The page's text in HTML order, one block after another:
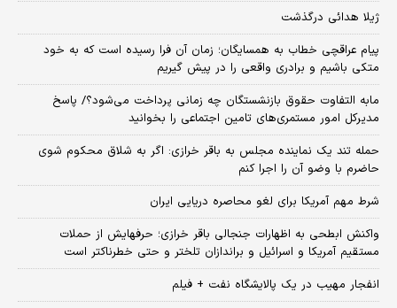
ژیلا هدائی درگذشت
پیام عراقچی خطاب به همسایگان؛ زمان آن فرا رسیده است که به خود
متکی باشیم و برادری واقعی را در پیش گیریم
مابه التفاوت حقوق بازنشستگان چه زمانی پرداخت می‌شود؟/ پاسخ
مدیرکل امور مستمری‌های تامین اجتماعی را بخوانید
حمله تند یک نماینده مجلس به باقر خرازی: اگر به شلاق محکوم شوی
حاضرم با وضو آن را اجرا کنم
شرط مهم آمریکا برای لغو محاصره دریایی ایران
واکنش ابطحی به اظهارات جنجالی باقر خرازی؛ حرفهایش از حملات
مستقیم آمریکا و اسرائیل و براندازان تلختر و حتی خطرناکتر است
انفجار مهیب در یک پالایشگاه نفت + فیلم